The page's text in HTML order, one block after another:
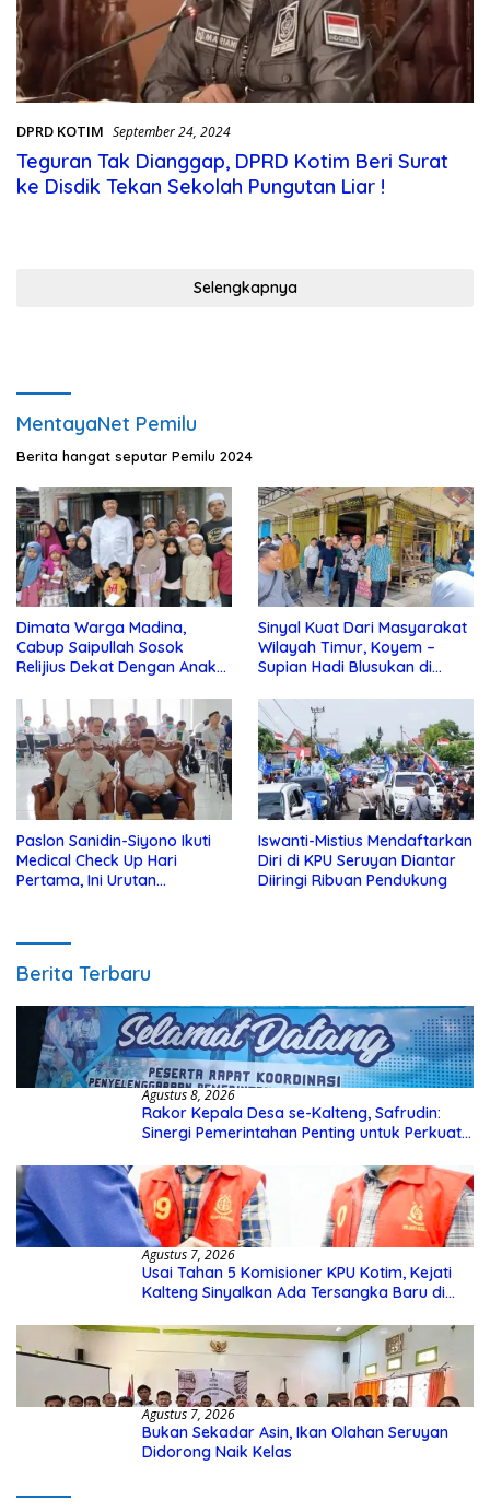
DPRD KOTIM September 24, 2024
Teguran Tak Dianggap, DPRD Kotim Beri Surat
ke Disdik Tekan Sekolah Pungutan Liar !
Selengkapnya
MentayaNet Pemilu
Berita hangat seputar Pemilu 2024
Dimata Warga Madina,
Cabup Saipullah Sosok
Relijius Dekat Dengan Anak
Sinyal Kuat Dari Masyarakat
Wilayah Timur, Koyem –
Supian Hadi Blusukan di
Paslon Sanidin-Siyono Ikuti
Medical Check Up Hari
Pertama, Ini Urutan
Iswanti-Mistius Mendaftarkan
Diri di KPU Seruyan Diantar
Diiringi Ribuan Pendukung
Berita Terbaru
Agustus 8, 2026
Rakor Kepala Desa se-Kalteng, Safrudin:
Sinergi Pemerintahan Penting untuk Perkuat
Agustus 7, 2026
Usai Tahan 5 Komisioner KPU Kotim, Kejati
Kalteng Sinyalkan Ada Tersangka Baru di
Agustus 7, 2026
Bukan Sekadar Asin, Ikan Olahan Seruyan
Didorong Naik Kelas